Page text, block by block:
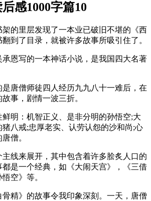
后感1000字篇10
的里层发现了一本业已破旧不堪的《西
到了目录，就被许多故事所吸引住了。
承恩写的一本神话小说，是我国四大名著
是唐僧师徒四人经历九九八十一难后，在
事，剧情一波三折。
明：机智正义、是非分明的孙悟空;大
八戒;忠厚老实、认劳认怨的沙和尚;心
僧。
线来展开，其中包含着许多脍炙人口的
是一个经典，如《大闹天宫》，《三借
空》等。
精》的故事令我印象深刻。一天，唐僧